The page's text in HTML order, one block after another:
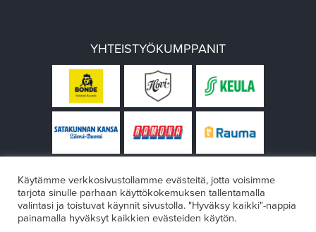
YHTEISTYÖKUMPPANIT
Käytämme verkkosivustollamme evästeitä, jotta voisimme
tarjota sinulle parhaan käyttökokemuksen tallentamalla
valintasi ja toistuvat käynnit sivustolla. "Hyväksy kaikki"-nappia
painamalla hyväksyt kaikkien evästeiden käytön.